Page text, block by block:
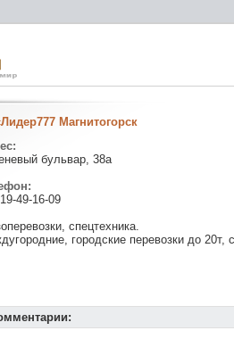
Магнитогорск
бульвар, 38а
49-16-09
спецтехника.
городские перевозки до 20т,